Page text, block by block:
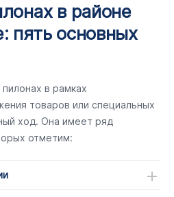
в районе
пять основных
в рамках
товаров или специальных
ход. Она имеет ряд
отметим: